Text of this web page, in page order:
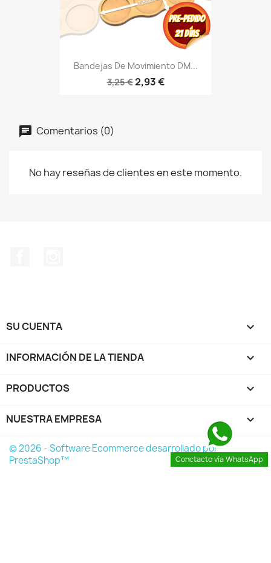
Bandejas De Movimiento DM...
3,25 €2,93 €
Comentarios (0)
No hay reseñas de clientes en este momento.
SU CUENTA 
INFORMACIÓN DE LA TIENDA keyboard_arrow_down
PRODUCTOS 
NUESTRA EMPRESA 
© 2026 - Software Ecommerce desarrollado por
PrestaShop™
Conctacto vía WhatsApp